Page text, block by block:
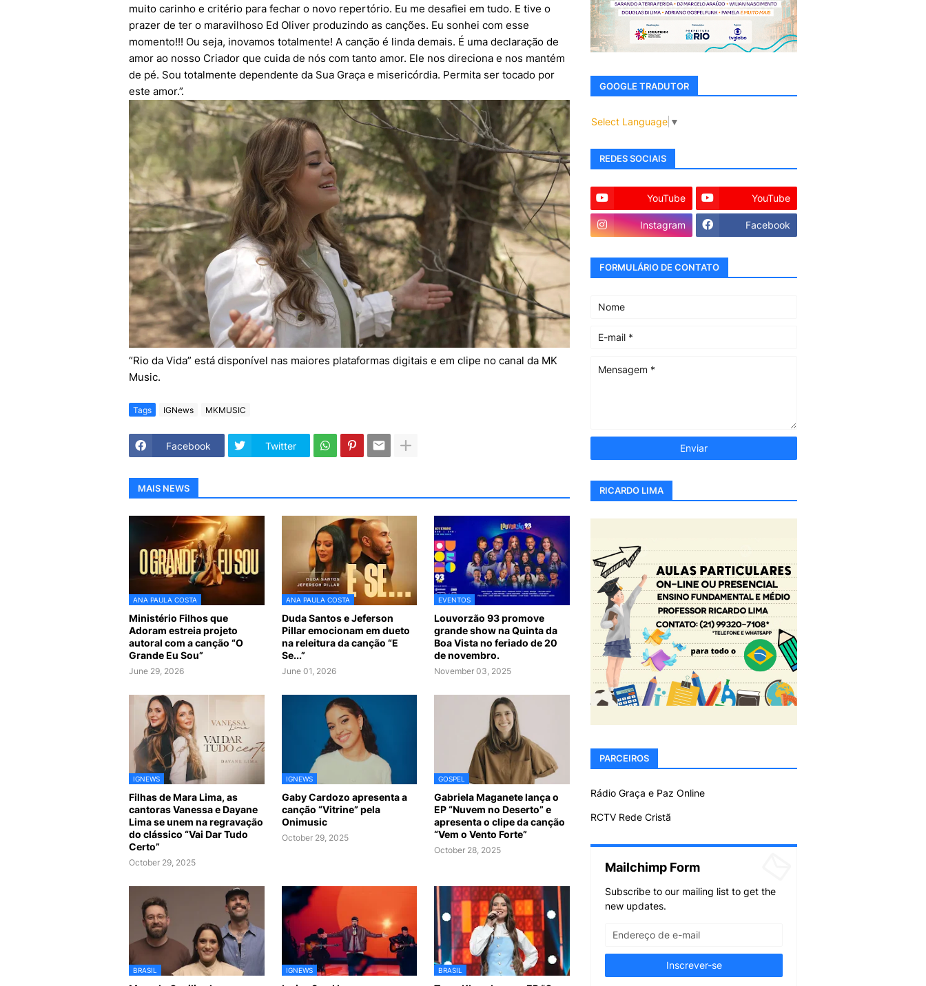
muito carinho e critério para fechar o novo repertório. Eu me desafiei em tudo. E tive o
prazer de ter o maravilhoso Ed Oliver produzindo as canções. Eu sonhei com esse
momento!!! Ou seja, inovamos totalmente! A canção é linda demais. É uma declaração de
amor ao nosso Criador que cuida de nós com tanto amor. Ele nos direciona e nos mantém
de pé. Sou totalmente dependente da Sua Graça e misericórdia. Permita ser tocado por
este amor.”.
“Rio da Vida” está disponível nas maiores plataformas digitais e em clipe no canal da MK
Music.
Tags IGNews MKMUSIC
Facebook Twitter
MAIS NEWS
ANA PAULA COSTA
Ministério Filhos que
Adoram estreia projeto
autoral com a canção “O
Grande Eu Sou”
June 29, 2026
ANA PAULA COSTA
Duda Santos e Jeferson
Pillar emocionam em dueto
na releitura da canção “E
Se...”
June 01, 2026
EVENTOS
Louvorzão 93 promove
grande show na Quinta da
Boa Vista no feriado de 20
de novembro.
November 03, 2025
IGNEWS
Filhas de Mara Lima, as
cantoras Vanessa e Dayane
Lima se unem na regravação
do clássico “Vai Dar Tudo
Certo”
October 29, 2025
IGNEWS
Gaby Cardozo apresenta a
canção “Vitrine” pela
Onimusic
October 29, 2025
GOSPEL
Gabriela Maganete lança o
EP “Nuvem no Deserto” e
apresenta o clipe da canção
“Vem o Vento Forte”
October 28, 2025
BRASIL IGNEWS BRASIL
GOOGLE TRADUTOR
Select Language ▼
REDES SOCIAIS
YouTube YouTube
Instagram Facebook
FORMULÁRIO DE CONTATO
RICARDO LIMA
PARCEIROS
Rádio Graça e Paz Online
RCTV Rede Cristã
Mailchimp Form
Subscribe to our mailing list to get the
new updates.